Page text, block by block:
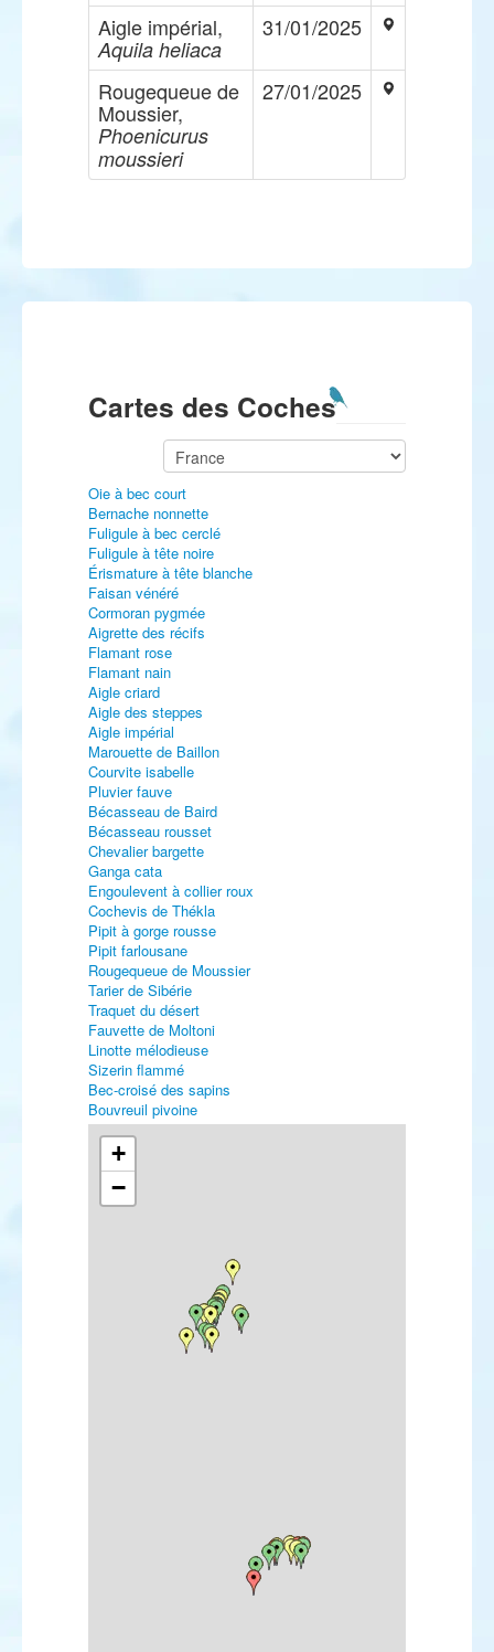
Aigle impérial,
Aquila heliaca
31/01/2025
Rougequeue de
Moussier,
Phoenicurus
moussieri
27/01/2025
Cartes des Coches
Oie à bec court
Bernache nonnette
Fuligule à bec cerclé
Fuligule à tête noire
Érismature à tête blanche
Faisan vénéré
Cormoran pygmée
Aigrette des récifs
Flamant rose
Flamant nain
Aigle criard
Aigle des steppes
Aigle impérial
Marouette de Baillon
Courvite isabelle
Pluvier fauve
Bécasseau de Baird
Bécasseau rousset
Chevalier bargette
Ganga cata
Engoulevent à collier roux
Cochevis de Thékla
Pipit à gorge rousse
Pipit farlousane
Rougequeue de Moussier
Tarier de Sibérie
Traquet du désert
Fauvette de Moltoni
Linotte mélodieuse
Sizerin flammé
Bec-croisé des sapins
Bouvreuil pivoine
Grosbec casse-noyaux
Bruant des neiges
Bruant masqué
Bruant jaune
Bruant zizi
+
−